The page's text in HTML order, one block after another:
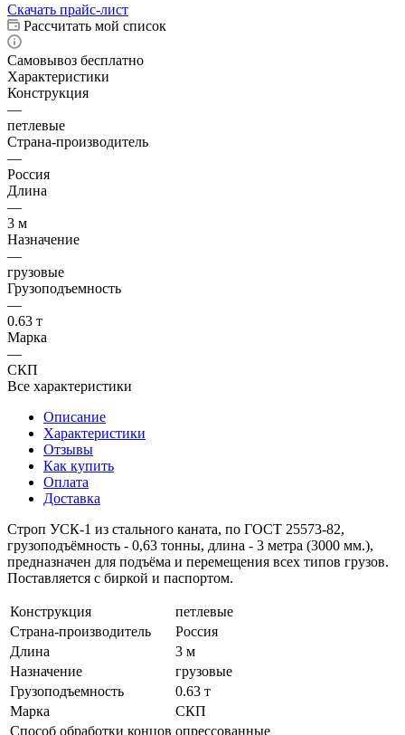
Скачать прайс-лист
Рассчитать мой список
Самовывоз бесплатно
Характеристики
Конструкция
—
петлевые
Страна-производитель
—
Россия
Длина
—
3 м
Назначение
—
грузовые
Грузоподъемность
—
0.63 т
Марка
—
СКП
Все характеристики
Описание
Характеристики
Отзывы
Как купить
Оплата
Доставка
Строп УСК-1 из стального каната, по ГОСТ 25573-82,
грузоподъёмность - 0,63 тонны, длина - 3 метра (3000 мм.),
предназначен для подъёма и перемещения всех типов грузов.
Поставляется с биркой и паспортом.
Конструкция
петлевые
Страна-производитель
Россия
Длина
3 м
Назначение
грузовые
Грузоподъемность
0.63 т
Марка
СКП
Способ обработки концов опрессованные